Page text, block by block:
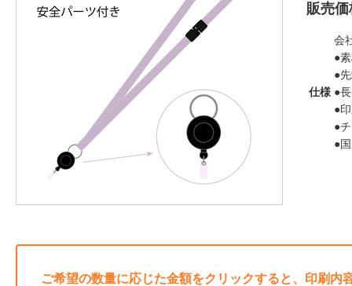
販売価
仕様
会
●
●
●
●
●
●
ご希望の数量に応じた金額をクリックすると、印刷内